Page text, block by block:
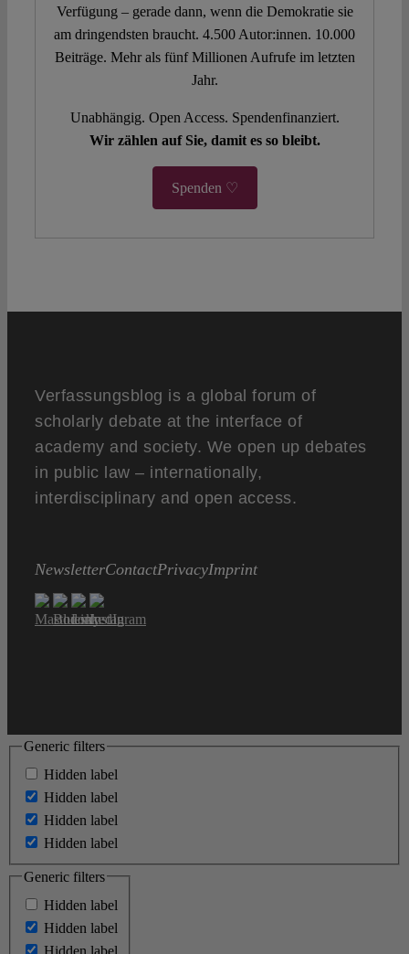
Verfügung – gerade dann, wenn die Demokratie sie
am dringendsten braucht. 4.500 Autor:innen. 10.000
Beiträge. Mehr als fünf Millionen Aufrufe im letzten
Jahr.
Unabhängig. Open Access. Spendenfinanziert.
Wir zählen auf Sie, damit es so bleibt.
Spenden ♡
Verfassungsblog is a global forum of
scholarly debate at the interface of
academy and society. We open up debates
in public law – internationally,
interdisciplinary and open access.
NewsletterContactPrivacyImprint
Generic filters
Hidden label
Hidden label
Hidden label
Hidden label
Generic filters
Hidden label
Hidden label
Hidden label